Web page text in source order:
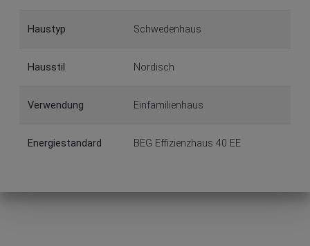
Haustyp Schwedenhaus
Hausstil Nordisch
Verwendung Einfamilienhaus
Energiestandard BEG Effizienzhaus 40 EE